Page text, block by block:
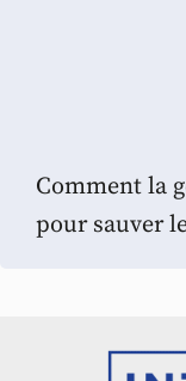
Comment la
pour sauver